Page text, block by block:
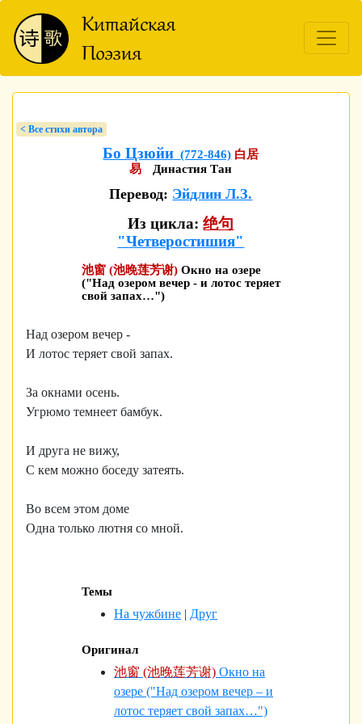
< Bсе стихи автора
Бо Цзюйи (772-846) 白居
易
Династия Тан
Перевод: Эйдлин Л.З.
Из цикла:绝句
"Четверостишия"
池窗 (池晚莲芳谢) Окно на озере
("Над озером вечер - и лотос теряет
свой запах…")
Над озером вечер -
И лотос теряет свой запах.
За окнами осень.
Угрюмо темнеет бамбук.
И друга не вижу,
С кем можно боседу затеять.
Во всем этом доме
Одна только лютня со мной.
Темы
На чужбине | Друг
Оригинал
池窗 (池晚莲芳谢) Окно на
озере ("Над озером вечер – и
лотос теряет свой запах…")